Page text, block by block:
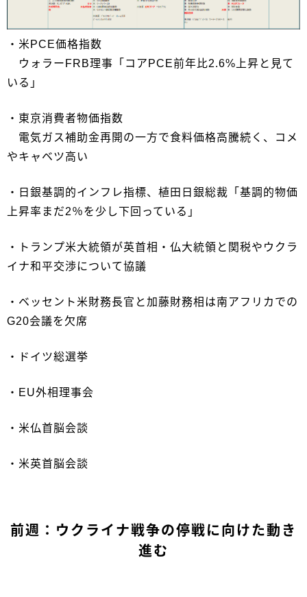
・米PCE価格指数
ウォラーFRB理事「コアPCE前年比2.6%上昇と見て
いる」
・東京消費者物価指数
電気ガス補助金再開の一方で食料価格高騰続く、コメ
やキャベツ高い
・日銀基調的インフレ指標、植田日銀総裁「基調的物価
上昇率まだ2％を少し下回っている」
・トランプ米大統領が英首相・仏大統領と関税やウクラ
イナ和平交渉について協議
・ベッセント米財務長官と加藤財務相は南アフリカでの
G20会議を欠席
・ドイツ総選挙
・EU外相理事会
・米仏首脳会談
・米英首脳会談
前週：ウクライナ戦争の停戦に向けた動き
進む